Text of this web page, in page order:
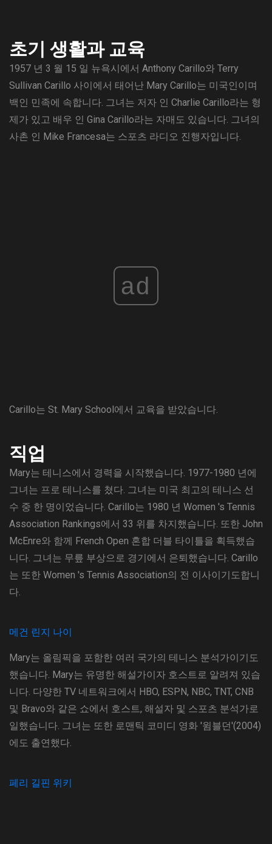
초기 생활과 교육
1957 년 3 월 15 일 뉴욕시에서 Anthony Carillo와 Terry
Sullivan Carillo 사이에서 태어난 Mary Carillo는 미국인이며
백인 민족에 속합니다. 그녀는 저자 인 Charlie Carillo라는 형
제가 있고 배우 인 Gina Carillo라는 자매도 있습니다. 그녀의
사촌 인 Mike Francesa는 스포츠 라디오 진행자입니다.
ad
Carillo는 St. Mary School에서 교육을 받았습니다.
직업
Mary는 테니스에서 경력을 시작했습니다. 1977-1980 년에
그녀는 프로 테니스를 쳤다. 그녀는 미국 최고의 테니스 선
수 중 한 명이었습니다. Carillo는 1980 년 Women 's Tennis
Association Rankings에서 33 위를 차지했습니다. 또한 John
McEnre와 함께 French Open 혼합 더블 타이틀을 획득했습
니다. 그녀는 무릎 부상으로 경기에서 은퇴했습니다. Carillo
는 또한 Women 's Tennis Association의 전 이사이기도합니
다.
메건 린지 나이
Mary는 올림픽을 포함한 여러 국가의 테니스 분석가이기도
했습니다. Mary는 유명한 해설가이자 호스트로 알려져 있습
니다. 다양한 TV 네트워크에서 HBO, ESPN, NBC, TNT, CNB
및 Bravo와 같은 쇼에서 호스트, 해설자 및 스포츠 분석가로
일했습니다. 그녀는 또한 로맨틱 코미디 영화 '윔블던'(2004)
에도 출연했다.
페리 길핀 위키